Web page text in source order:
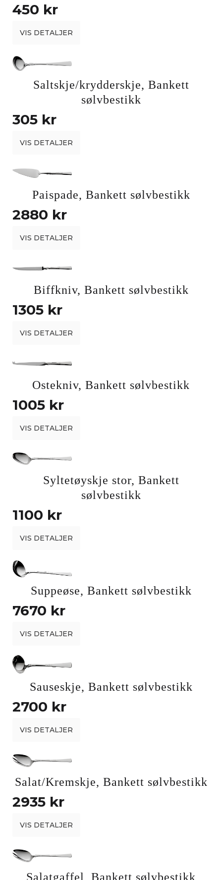
450 kr
VIS DETALJER
Saltskje/krydderskje, Bankett
sølvbestikk
305 kr
VIS DETALJER
Paispade, Bankett sølvbestikk
2880 kr
VIS DETALJER
Biffkniv, Bankett sølvbestikk
1305 kr
VIS DETALJER
Ostekniv, Bankett sølvbestikk
1005 kr
VIS DETALJER
Syltetøyskje stor, Bankett
sølvbestikk
1100 kr
VIS DETALJER
Suppeøse, Bankett sølvbestikk
7670 kr
VIS DETALJER
Sauseskje, Bankett sølvbestikk
2700 kr
VIS DETALJER
Salat/Kremskje, Bankett sølvbestikk
2935 kr
VIS DETALJER
Salatgaffel, Bankett sølvbestikk